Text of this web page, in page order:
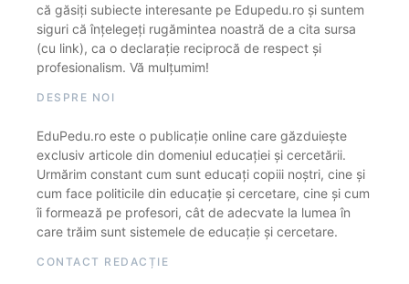
că găsiți subiecte interesante pe Edupedu.ro și suntem
siguri că înțelegeți rugămintea noastră de a cita sursa
(cu link), ca o declarație reciprocă de respect și
profesionalism. Vă mulțumim!
DESPRE NOI
EduPedu.ro este o publicație online care găzduiește
exclusiv articole din domeniul educației și cercetării.
Urmărim constant cum sunt educați copiii noștri, cine și
cum face politicile din educație și cercetare, cine și cum
îi formează pe profesori, cât de adecvate la lumea în
care trăim sunt sistemele de educație și cercetare.
CONTACT REDACȚIE